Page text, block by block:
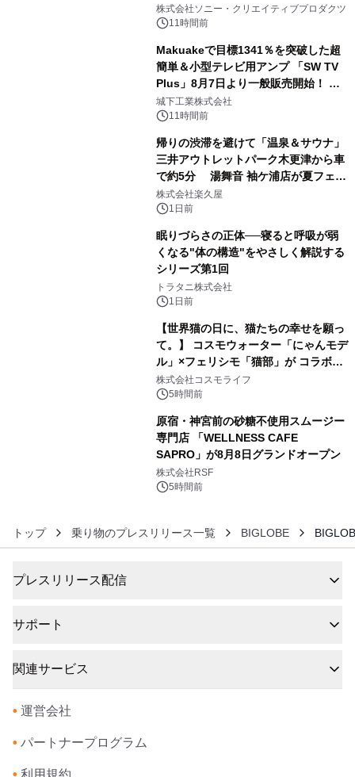
ラボレーション サウナイキタイコラ
ボグッズも発売決定！
株式会社ソニー・クリエイティブプロダクツ
11時間前
Makuakeで目標1341％を突破した超
簡単＆小型テレビ用アンプ 「SW TV
Plus」8月7日より一般販売開始！ ケ
ーブル1本つなぐだけ、テレビの音が
ぐっと豊かに
城下工業株式会社
11時間前
帰りの渋滞を避けて「温泉＆サウナ」
三井アウトレットパーク木更津から車
で約5分 湯舞音 袖ケ浦店が夏フェア
メニューを提供
株式会社楽久屋
1日前
眠りづらさの正体──寝ると呼吸が弱
くなる"体の構造"をやさしく解説する
シリーズ第1回
トラタニ株式会社
1日前
【世界猫の日に、猫たちの幸せを願っ
て。】 コスモウォーター「にゃんモデ
ル」×フェリシモ「猫部」が コラボキ
ャンペーンを実施
株式会社コスモライフ
5時間前
原宿・神宮前の砂糖不使用スムージー
専門店 「WELLNESS CAFE
SAPRO」が8月8日グランドオープン
株式会社RSF
5時間前
トップ 乗り物のプレスリリース一覧 BIGLOBE
プレスリリース配信
サポート
関連サービス
• 運営会社
• パートナープログラム
• 利用規約